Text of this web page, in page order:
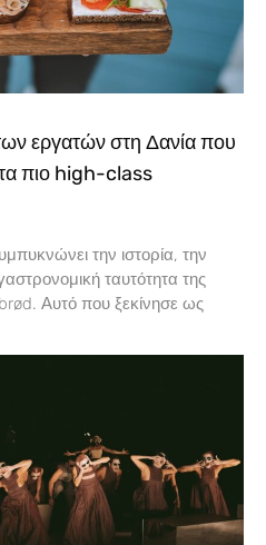
εργατών στη Δανία που
πιο high-class
την ιστορία, την
ταυτότητα της
Αυτό που ξεκίνησε ως